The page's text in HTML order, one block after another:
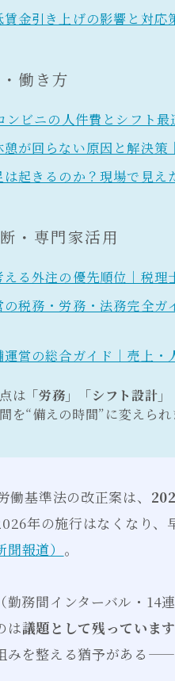
賃金引き上げの影響と対
働き方
ンビニの人件費とシフト
憩が回らない原因と解決策
起きるのか？現場で見え
・専門家活用
る外注の優先順位｜税理
の税務・労務・法務完全ガ
運営の総合ガイド｜売上
は 「労務」「シフト設計
を“備えの時間”に変えら
基準法の改正案は、
年の施行はなくなり
聞報道） 。
務間インターバル・14
は議題として残っています
みを整える猶予がある